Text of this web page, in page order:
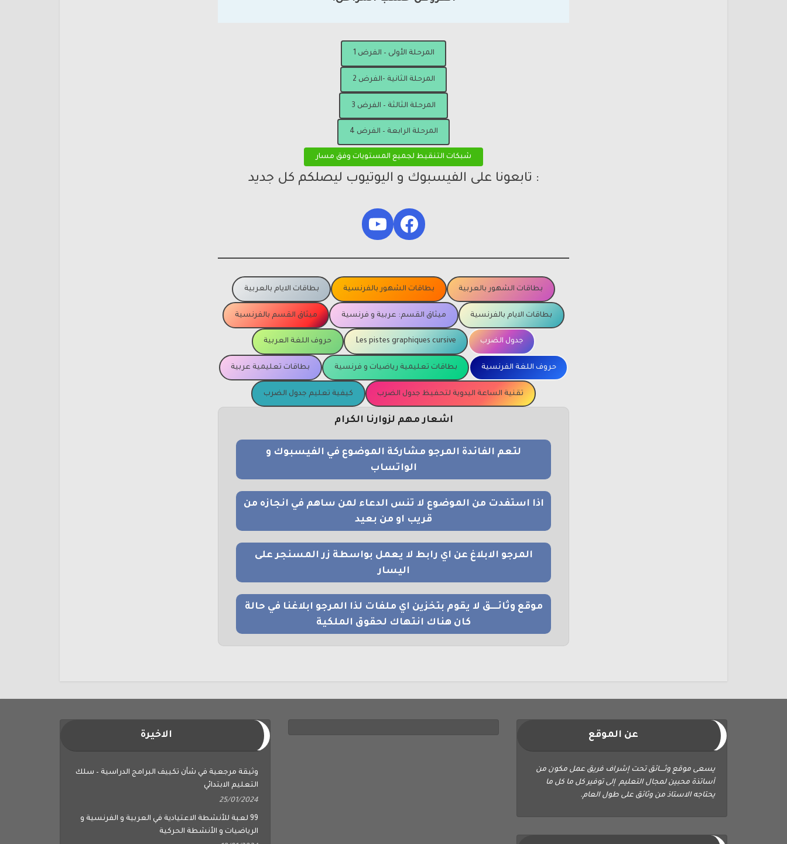
: تابعونا على الفيسبوك و اليوتيوب ليصلكم كل جديد
Facebook
YouTube
بطاقات الايام بالفرنسية ميثاق القسم: عربية و فرنسية ميثاق القسم بالفرنسية
Les pistes graphiques cursive حروف اللغة العربية
حروف اللغة الفرنسية بطاقات تعليمية رياضيات و فرنسية بطاقات تعليمية عربية
تقنية الساعة اليدوية لتحفيظ جدول الضرب كيفية تعليم جدول الضرب
اشعار مهم لزوارنا الكرام
الواتساب
قريب او من بعيد
اليسار
كان هناك انتهاك لحقوق الملكية
الاخيرة
التعليم الابتدائي
25/01/2024
99 لعبة للأنشطة الاعتيادية في العربية و الفرنسية و
الرياضيات و الأنشطة الحركية
18/01/2024
عن الموقع
يسعى موقع وثــــائق تحت إشراف فريق عمل مكون من
أساتذة محبين لمجال التعليم إلى توفير كل ما كل ما
يحتاجه الاستاذ من وثائق على طول العام.
ابحث في الموقع